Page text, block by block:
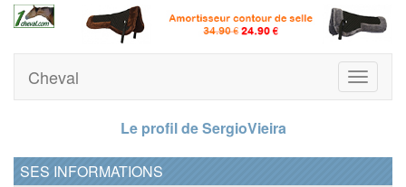
Toggle
Cheval
Le profil de SergioVieira
SES INFORMATIONS